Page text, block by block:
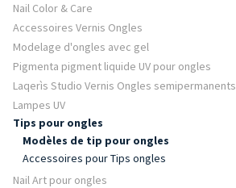
Nail Color & Care
Accessoires Vernis Ongles
Modelage d'ongles avec gel
Pigmenta pigment liquide UV pour ongles
Laqerìs Studio Vernis Ongles semipermanents
Lampes UV
Tips pour ongles
Modèles de tip pour ongles
Accessoires pour Tips ongles
Nail Art pour ongles